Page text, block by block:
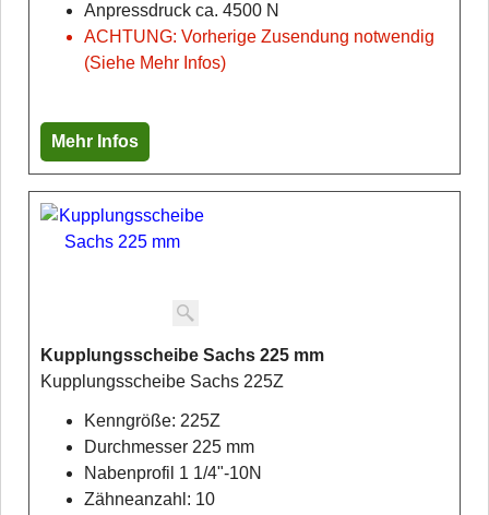
Anpressdruck ca. 4500 N
ACHTUNG: Vorherige Zusendung notwendig
(Siehe Mehr Infos)
Mehr Infos
Kupplungsscheibe Sachs 225 mm
Kupplungsscheibe Sachs 225Z
Kenngröße: 225Z
Durchmesser 225 mm
Nabenprofil 1 1/4"-10N
Zähneanzahl: 10